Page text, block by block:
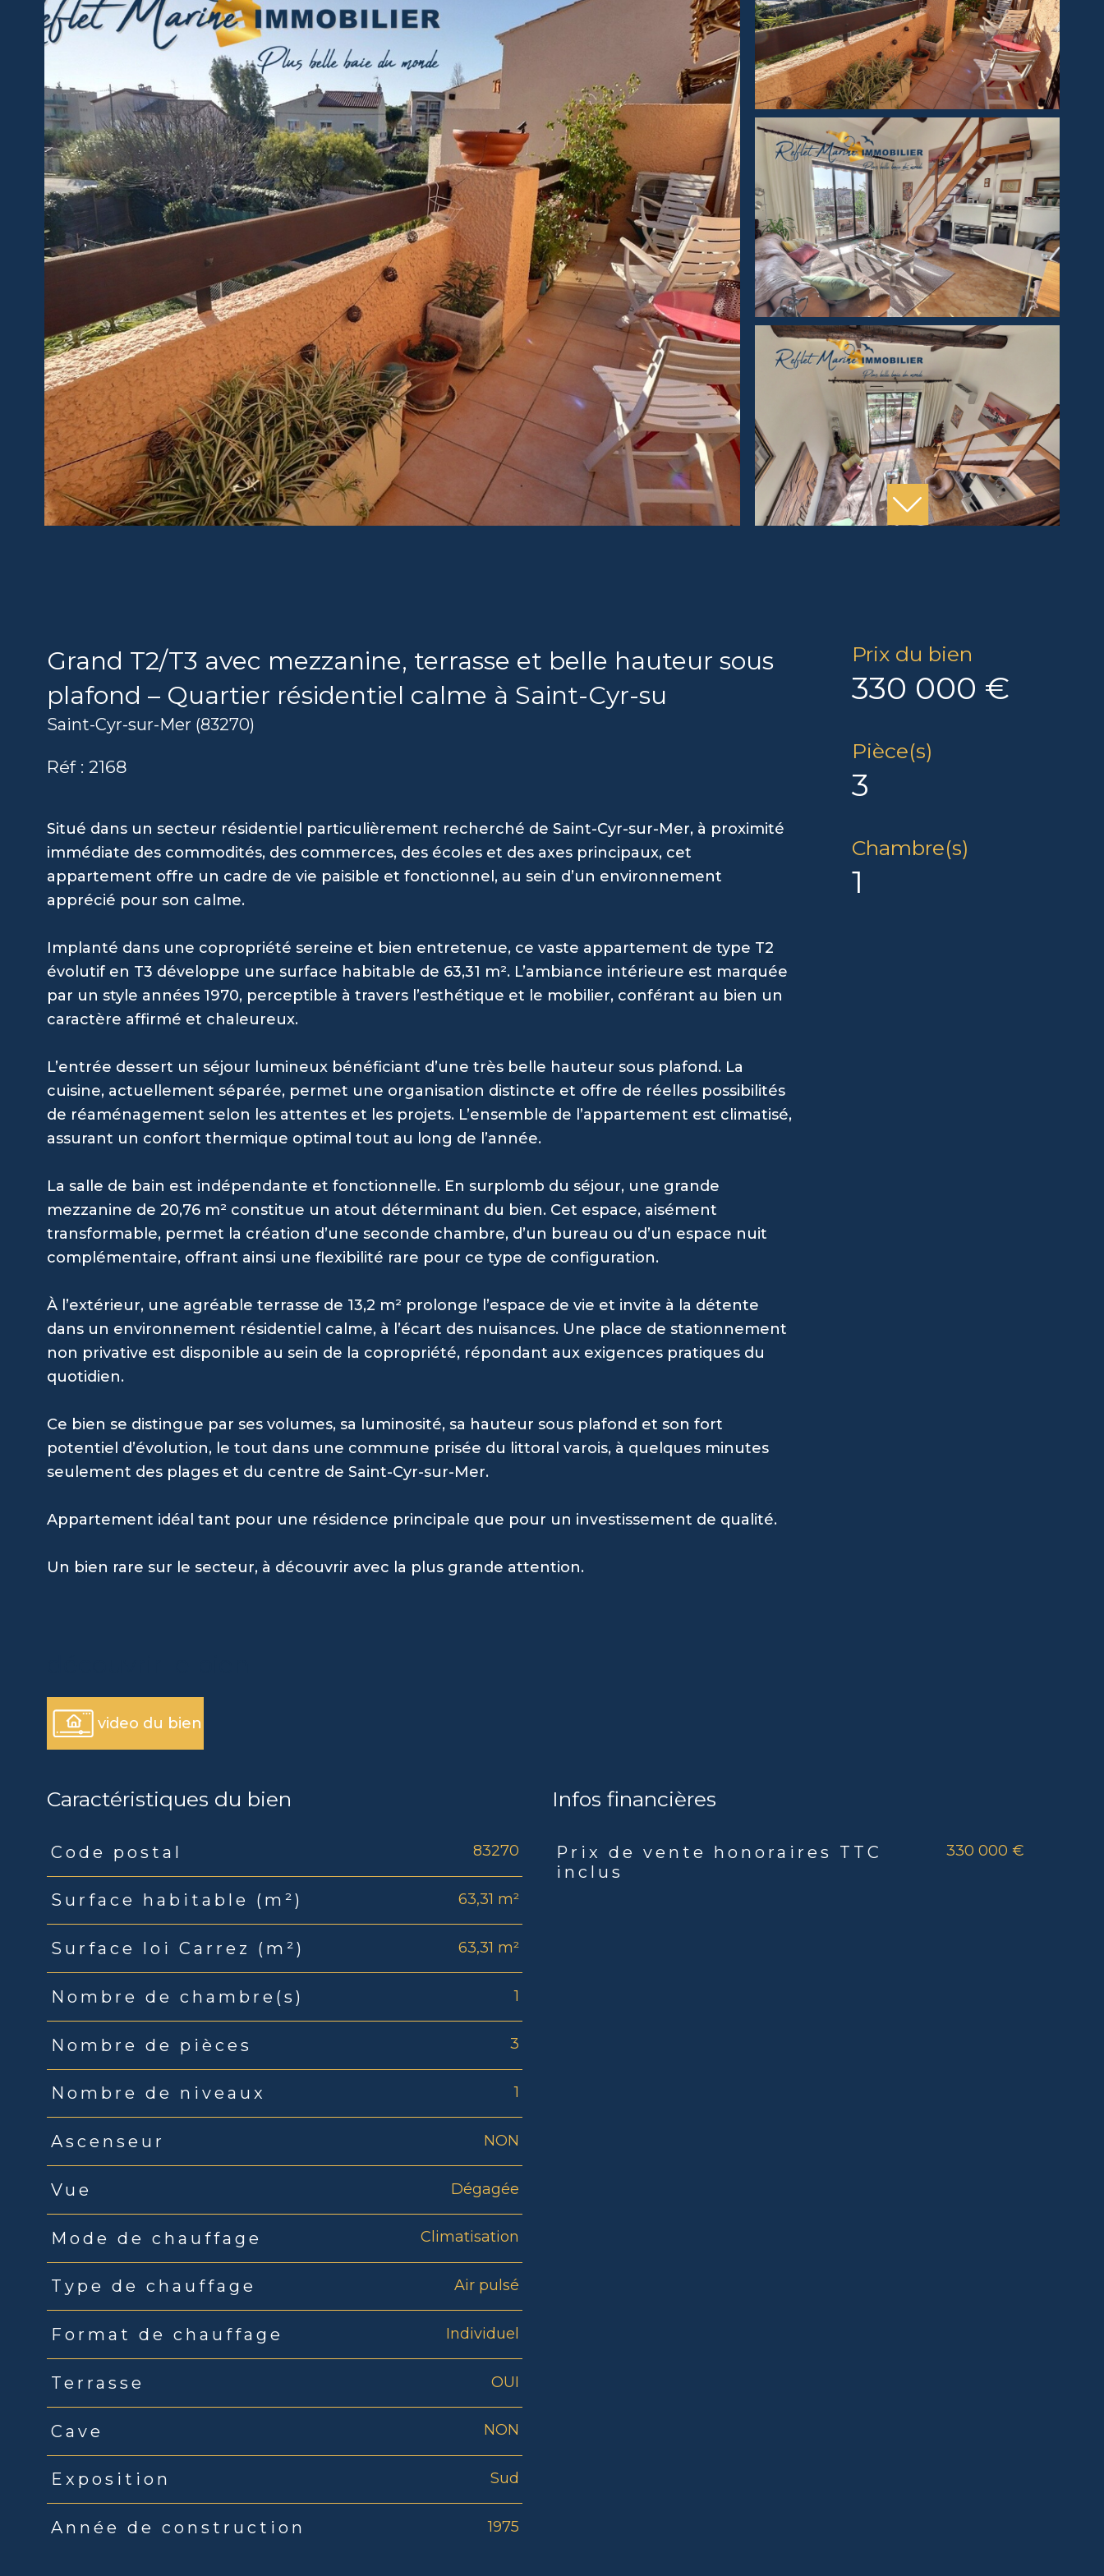
Grand T2/T3 avec mezzanine, terrasse et belle hauteur sous
plafond – Quartier résidentiel calme à Saint-Cyr-su
Saint-Cyr-sur-Mer (83270)
Réf : 2168
Situé dans un secteur résidentiel particulièrement recherché de Saint-Cyr-sur-Mer, à proximité
immédiate des commodités, des commerces, des écoles et des axes principaux, cet
appartement offre un cadre de vie paisible et fonctionnel, au sein d’un environnement
apprécié pour son calme.
Implanté dans une copropriété sereine et bien entretenue, ce vaste appartement de type T2
évolutif en T3 développe une surface habitable de 63,31 m². L’ambiance intérieure est marquée
par un style années 1970, perceptible à travers l’esthétique et le mobilier, conférant au bien un
caractère affirmé et chaleureux.
L’entrée dessert un séjour lumineux bénéficiant d’une très belle hauteur sous plafond. La
cuisine, actuellement séparée, permet une organisation distincte et offre de réelles possibilités
de réaménagement selon les attentes et les projets. L’ensemble de l’appartement est climatisé,
assurant un confort thermique optimal tout au long de l’année.
La salle de bain est indépendante et fonctionnelle. En surplomb du séjour, une grande
mezzanine de 20,76 m² constitue un atout déterminant du bien. Cet espace, aisément
transformable, permet la création d’une seconde chambre, d’un bureau ou d’un espace nuit
complémentaire, offrant ainsi une flexibilité rare pour ce type de configuration.
À l’extérieur, une agréable terrasse de 13,2 m² prolonge l’espace de vie et invite à la détente
dans un environnement résidentiel calme, à l’écart des nuisances. Une place de stationnement
non privative est disponible au sein de la copropriété, répondant aux exigences pratiques du
quotidien.
Ce bien se distingue par ses volumes, sa luminosité, sa hauteur sous plafond et son fort
potentiel d’évolution, le tout dans une commune prisée du littoral varois, à quelques minutes
seulement des plages et du centre de Saint-Cyr-sur-Mer.
Appartement idéal tant pour une résidence principale que pour un investissement de qualité.
Un bien rare sur le secteur, à découvrir avec la plus grande attention.
video du bien
Prix du bien
330 000 €
Pièce(s)
3
Chambre(s)
1
Caractéristiques du bien
Caractéristiques
Code postal 83270
Surface habitable (m²) 63,31 m²
Surface loi Carrez (m²) 63,31 m²
Nombre de chambre(s) 1
Nombre de pièces 3
Nombre de niveaux 1
Ascenseur NON
Vue Dégagée
Mode de chauffage Climatisation
Type de chauffage Air pulsé
Format de chauffage Individuel
Terrasse OUI
Cave NON
Exposition Sud
Année de construction 1975
Infos financières
Caractéristiques Valeurs
Prix de vente honoraires TTC
inclus
330 000 €